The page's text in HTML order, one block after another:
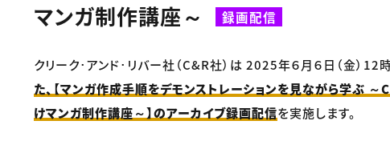
×メディア
マンガ制作講座～
録画配信
クリーク･アンド･リバー社（C&R社）は 2025年６月６日（金）12時
た、【マンガ作成手順をデモンストレーションを見ながら学ぶ
けマンガ制作講座～】のアーカイブ録画配信を実施します。